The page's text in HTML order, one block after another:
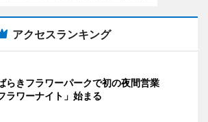
アクセスランキング
らきフラワーパークで初の夜間営業
ラワーナイト」始まる